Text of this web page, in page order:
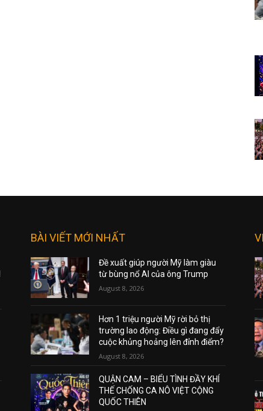
BÀI VIẾT MỚI NHẤT
Đề xuất giúp người Mỹ làm giàu
từ bùng nổ AI của ông Trump
August 8, 2026
Hơn 1 triệu người Mỹ rời bỏ thị
trường lao động: Điều gì đang đẩy
cuộc khủng hoảng lên đỉnh điểm?
August 8, 2026
QUẬN CAM – BIỂU TÌNH ĐẦY KHÍ
THẾ CHỐNG CA NÔ VIỆT CỘNG
QUỐC THIÊN